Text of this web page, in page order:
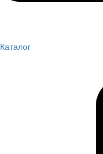
Каталог